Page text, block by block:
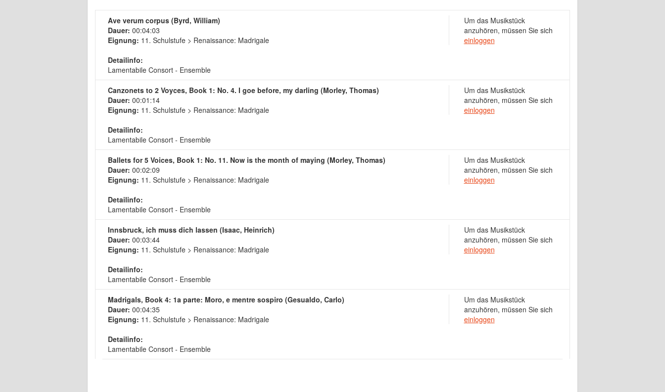
Ave verum corpus (Byrd, William)
Dauer: 00:04:03
Eignung: 11. Schulstufe > Renaissance: Madrigale
Detailinfo:
Lamentabile Consort - Ensemble
Um das Musikstück
anzuhören, müssen Sie sich
einloggen
Canzonets to 2 Voyces, Book 1: No. 4. I goe before, my darling (Morley, Thomas)
Dauer: 00:01:14
Eignung: 11. Schulstufe > Renaissance: Madrigale
Detailinfo:
Lamentabile Consort - Ensemble
Um das Musikstück
anzuhören, müssen Sie sich
einloggen
Ballets for 5 Voices, Book 1: No. 11. Now is the month of maying (Morley, Thomas)
Dauer: 00:02:09
Eignung: 11. Schulstufe > Renaissance: Madrigale
Detailinfo:
Lamentabile Consort - Ensemble
Um das Musikstück
anzuhören, müssen Sie sich
einloggen
Innsbruck, ich muss dich lassen (Isaac, Heinrich)
Dauer: 00:03:44
Eignung: 11. Schulstufe > Renaissance: Madrigale
Detailinfo:
Lamentabile Consort - Ensemble
Um das Musikstück
anzuhören, müssen Sie sich
einloggen
Madrigals, Book 4: 1a parte: Moro, e mentre sospiro (Gesualdo, Carlo)
Dauer: 00:04:35
Eignung: 11. Schulstufe > Renaissance: Madrigale
Detailinfo:
Lamentabile Consort - Ensemble
Um das Musikstück
anzuhören, müssen Sie sich
einloggen